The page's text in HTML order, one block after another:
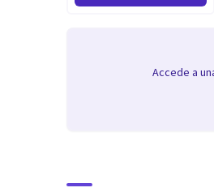
Accede a